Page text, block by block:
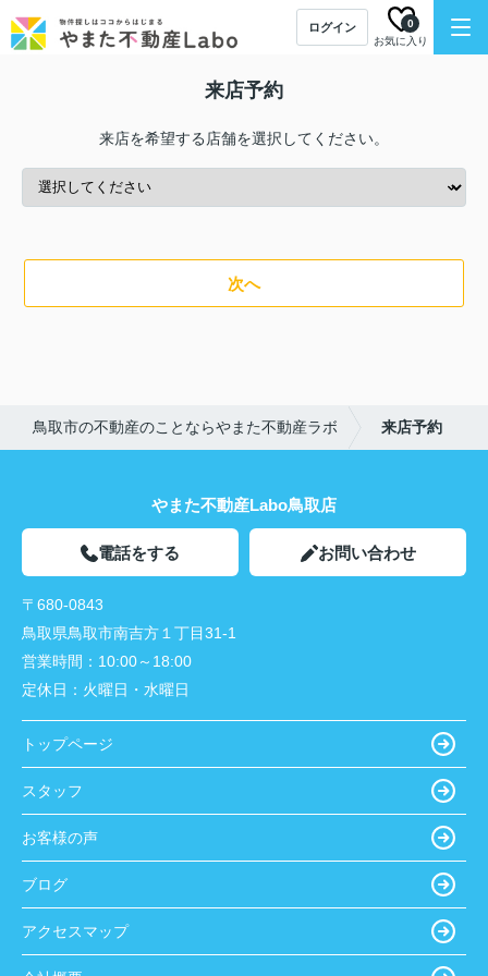
ログイン
お気に入り
0
来店予約
来店を希望する店舗を選択してください。
次へ
鳥取市の不動産のことならやまた不動産ラボ 来店予約
やまた不動産Labo鳥取店
電話をする お問い合わせ
〒680-0843
鳥取県鳥取市南吉方１丁目31-1
営業時間： 10:00～18:00
定休日： 火曜日・水曜日
トップページ
スタッフ
お客様の声
ブログ
アクセスマップ